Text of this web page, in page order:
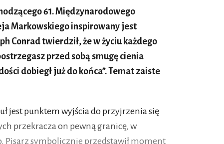
61. Międzynarodowego
Markowskiego inspirowany jest
Conrad twierdził, że w życiu każdego
przed sobą smugę cienia
dobiegł już do końca”. Temat zaiste
jest punktem wyjścia do przyjrzenia się
przekracza on pewną granicę, w
Pisarz symbolicznie przedstawił moment